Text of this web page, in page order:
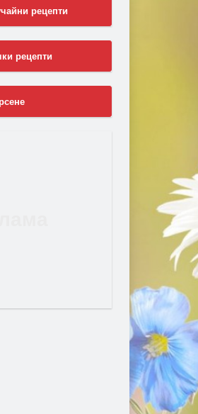
рецепти
рецепти